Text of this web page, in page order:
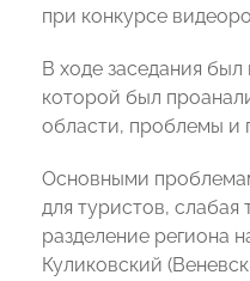
при конкурсе
В ходе заседания был
которой был
области, проблемы и
Основными
для туристов, слабая
разделение региона
Куликовский